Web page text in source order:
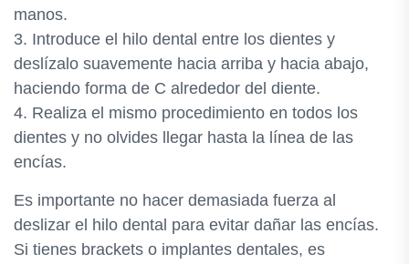
manos.
3. Introduce el hilo dental entre los dientes y
deslízalo suavemente hacia arriba y hacia abajo,
haciendo forma de C alrededor del diente.
4. Realiza el mismo procedimiento en todos los
dientes y no olvides llegar hasta la línea de las
encías.
Es importante no hacer demasiada fuerza al
deslizar el hilo dental para evitar dañar las encías.
Si tienes brackets o implantes dentales, es